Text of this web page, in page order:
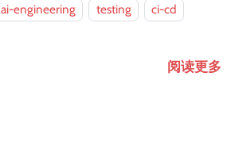
ai-engineering testing
ci-cd
阅读更多